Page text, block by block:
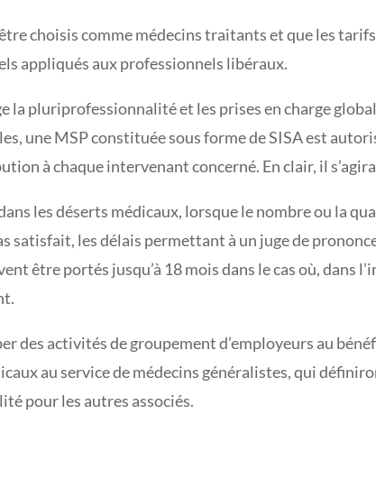
choisis comme médecins traitants et que les
appliqués aux professionnels libéraux.
la pluriprofessionnalité et les prises en charge
une MSP constituée sous forme de SISA est
à chaque intervenant concerné. En clair, il
les déserts médicaux, lorsque le nombre ou la
satisfait, les délais permettant à un juge de
être portés jusqu’à 18 mois dans le cas où, dans
des activités de groupement d’employeurs au
au service de médecins généralistes, qui
pour les autres associés.